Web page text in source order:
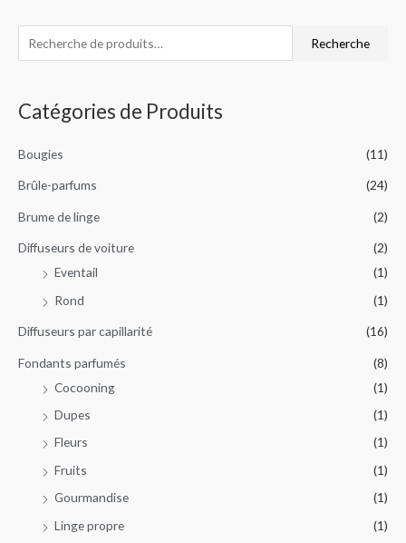
e
h
r
c
p
r
Recherche
Catégories de Produits
Bougies (11)
Brûle-parfums (24)
Brume de linge (2)
Diffuseurs de voiture
(2)
Eventail
(1)
Rond
(1)
Diffuseurs par capillarité (16)
Fondants parfumés
(8)
Cocooning
(1)
Dupes
(1)
Fleurs
(1)
Fruits
(1)
Gourmandise
(1)
Linge propre
(1)